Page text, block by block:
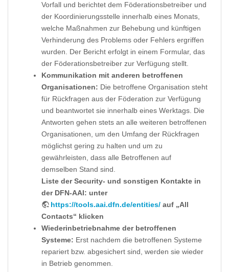
Vorfall und berichtet dem Föderationsbetreiber und
der Koordinierungsstelle innerhalb eines Monats,
welche Maßnahmen zur Behebung und künftigen
Verhinderung des Problems oder Fehlers ergriffen
wurden. Der Bericht erfolgt in einem Formular, das
der Föderationsbetreiber zur Verfügung stellt.
Kommunikation mit anderen betroffenen
Organisationen: Die betroffene Organisation steht
für Rückfragen aus der Föderation zur Verfügung
und beantwortet sie innerhalb eines Werktags. Die
Antworten gehen stets an alle weiteren betroffenen
Organisationen, um den Umfang der Rückfragen
möglichst gering zu halten und um zu
gewährleisten, dass alle Betroffenen auf
demselben Stand sind.
Liste der Security- und sonstigen Kontakte in
der DFN-AAI: unter
https://tools.aai.dfn.de/entities/ auf „All
Contacts“ klicken
Wiederinbetriebnahme der betroffenen
Systeme: Erst nachdem die betroffenen Systeme
repariert bzw. abgesichert sind, werden sie wieder
in Betrieb genommen.